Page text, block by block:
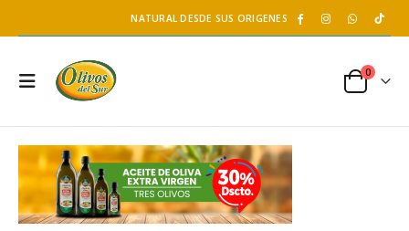
NATURAL DESDE SUS ORIGENES
0